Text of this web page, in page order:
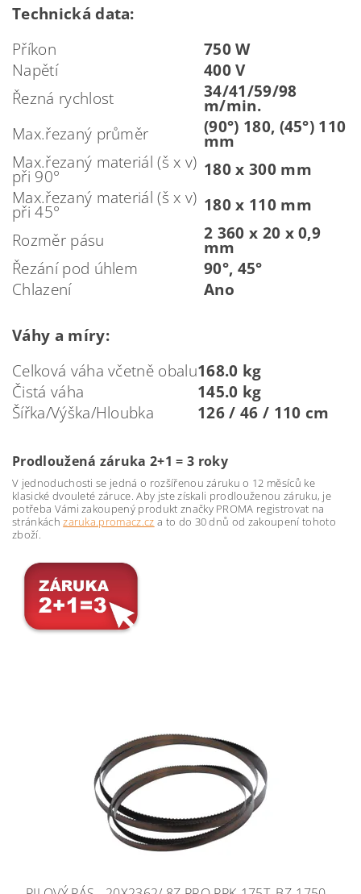
Technická data:
Příkon
750 W
Napětí
400 V
Řezná rychlost
34/41/59/98
m/min.
Max.řezaný průměr
(90°) 180, (45°) 110
mm
Max.řezaný materiál (š x v)
při 90°
180 x 300 mm
Max.řezaný materiál (š x v)
při 45°
180 x 110 mm
Rozměr pásu
2 360 x 20 x 0,9
mm
Řezání pod úhlem
90°, 45°
Chlazení
Ano
Váhy a míry:
Celková váha včetně obalu168.0 kg
Čistá váha
145.0 kg
Šířka/Výška/Hloubka
126 / 46 / 110 cm
Prodloužená záruka 2+1 = 3 roky
V jednoduchosti se jedná o rozšířenou záruku o 12 měsíců ke
klasické dvouleté záruce. Aby jste získali prodlouženou záruku, je
potřeba Vámi zakoupený produkt značky PROMA registrovat na
stránkáchzaruka.promacz.cz a to do 30 dnů od zakoupení tohoto
zboží.